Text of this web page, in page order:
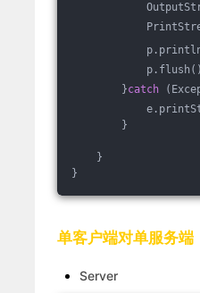
OutputStream
PrintStream
}catch
}
}
}
单客户端对单服务端
Server